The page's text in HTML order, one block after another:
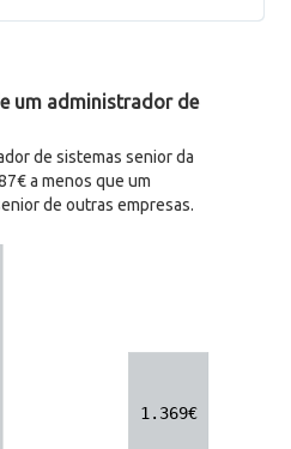
um administrador de
de sistemas senior da
a menos que um
de outras empresas.